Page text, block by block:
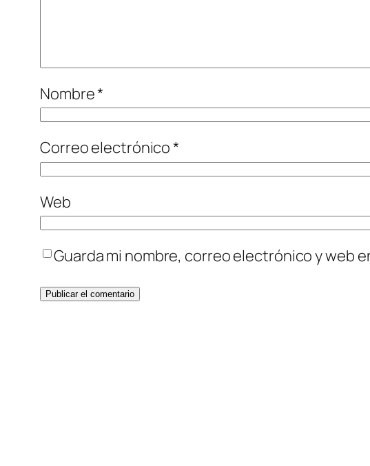
Nombre*
Correo electrónico*
Web
Guarda mi nombre, correo electrónico y web